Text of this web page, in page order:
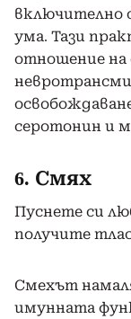
включително
ума. Тази
отношение на
серотонин и
6. Смях
Пуснете си
получите
Смехът
имунната